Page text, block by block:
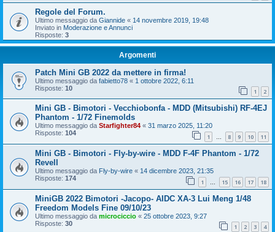
Regole del Forum.
Ultimo messaggio da Giannide « 14 novembre 2019, 19:48
Inviato in Moderazione e Annunci
Risposte: 3
Argomenti
Patch Mini GB 2022 da mettere in firma!
Ultimo messaggio da fabietto78 « 1 ottobre 2022, 6:11
Risposte: 10 1 2
Mini GB - Bimotori - Vecchiobonfa - MDD (Mitsubishi) RF-4EJ
Phantom - 1/72 Finemolds
Ultimo messaggio da Starfighter84 « 31 marzo 2025, 11:20
Risposte: 104 1 … 8 9 10 11
Mini GB - Bimotori - Fly-by-wire - MDD F-4F Phantom - 1/72
Revell
Ultimo messaggio da Fly-by-wire « 14 dicembre 2023, 21:35
Risposte: 174 1 … 15 16 17 18
MiniGB 2022 Bimotori -Jacopo- AIDC XA-3 Lui Meng 1/48
Freedom Models Fine 09/10/23
Ultimo messaggio da microciccio « 25 ottobre 2023, 9:27
Risposte: 30 1 2 3 4